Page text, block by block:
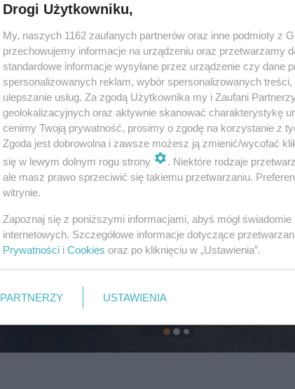
Drogi Użytkowniku,
My, naszych 1162 zaufanych partnerów oraz inne podmioty z
przechowujemy informacje na urządzeniu oraz przetwarzamy
standardowe informacje wysyłane przez urządzenie czy dane
spersonalizowanych reklam, wybór spersonalizowanych
ulepszanie usług. Za zgodą Użytkownika my i Zaufani
geolokalizacyjnych oraz aktywnie skanować charakterystykę
cenimy Twoją prywatność, prosimy o zgodę na korzystanie z
Zgoda jest dobrowolna i zawsze możesz ją zmienić/wycofać
się w lewym dolnym rogu strony
. Niektóre rodzaje
ale masz prawo sprzeciwić się takiemu przetwarzaniu.
witrynie.
Zapoznaj się z poniższymi informacjami, abyś mógł
internetowych. Szczegółowe informacje dotyczące
Prywatności i Cookies oraz po kliknięciu w „Ustawienia”.
PARTNERZY USTAWIENIA